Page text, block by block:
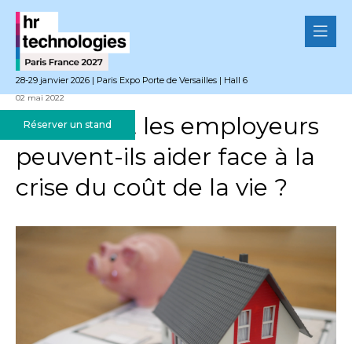
28-29 janvier 2026 | Paris Expo Porte de Versailles | Hall 6
Réserver un stand
02 mai 2022
Comment les employeurs
peuvent-ils aider face à la
crise du coût de la vie ?